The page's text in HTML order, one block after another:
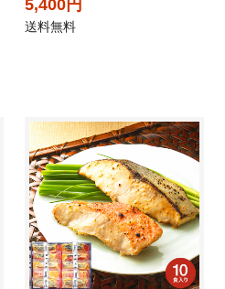
5,400円
送料無料